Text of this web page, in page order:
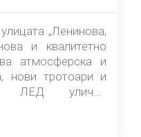
„Ленинова,
и квалитетно
атмосферска и
нови тротоари и
ЛЕД улично